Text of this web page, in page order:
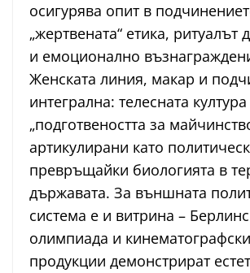
осигурява опит в
„жертвената“ етика, ритуалът
и емоционално
Женската линия, макар и
интегрална: телесната
„подготвеността за
артикулирани като
превръщайки биологията в
държавата. За външната
система е и витрина –
олимпиада и
продукции демонстрират